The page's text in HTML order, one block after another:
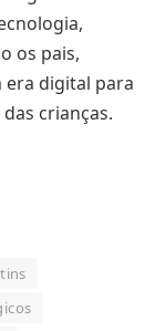
os pais,
era digital para
crianças.